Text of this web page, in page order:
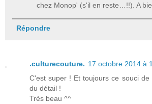
chez Monop' (s'il en reste…!!). A
Répondre
.culturecouture. 17 octobre 2014 à
C'est super ! Et toujours ce souci
du détail !
Très beau ^^